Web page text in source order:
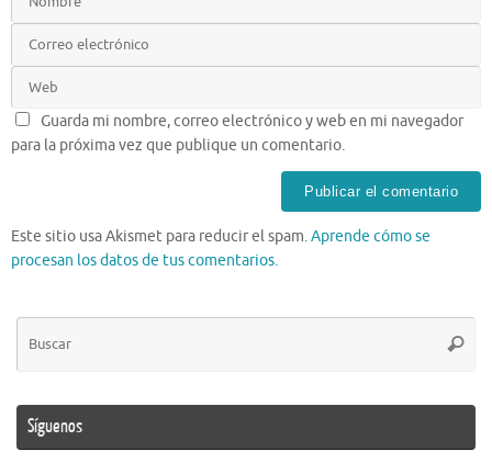
Guarda mi nombre, correo electrónico y web en mi navegador
para la próxima vez que publique un comentario.
Este sitio usa Akismet para reducir el spam.Aprende cómo se
procesan los datos de tus comentarios.
Síguenos